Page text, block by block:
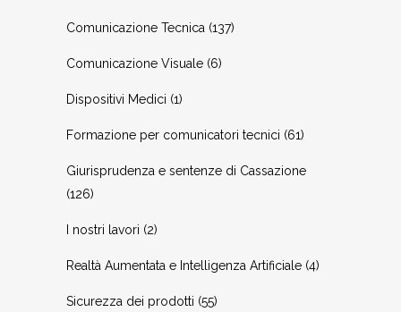
Comunicazione Tecnica (137)
Comunicazione Visuale (6)
Dispositivi Medici (1)
Formazione per comunicatori tecnici (61)
Giurisprudenza e sentenze di Cassazione
(126)
I nostri lavori (2)
Realtà Aumentata e Intelligenza Artificiale (4)
Sicurezza dei prodotti (55)